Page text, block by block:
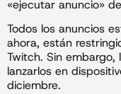
«ejecutar anuncio»
Todos los anuncios
ahora, están
Twitch. Sin
lanzarlos en
diciembre.